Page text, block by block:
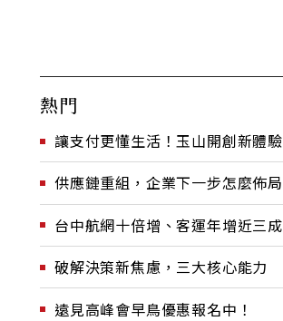
熱門
讓支付更懂生活！玉山開創新體驗
供應鏈重組，企業下一步怎麼佈局
台中航網十倍增、客運年增近三成
破解決策新焦慮，三大核心能力
遠見高峰會早鳥優惠報名中！